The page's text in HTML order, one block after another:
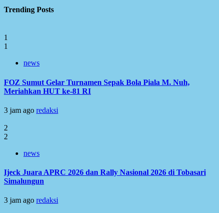
Trending Posts
1
1
news
FOZ Sumut Gelar Turnamen Sepak Bola Piala M. Nuh,
Meriahkan HUT ke-81 RI
3 jam ago redaksi
2
2
news
Ijeck Juara APRC 2026 dan Rally Nasional 2026 di Tobasari
Simalungun
3 jam ago redaksi